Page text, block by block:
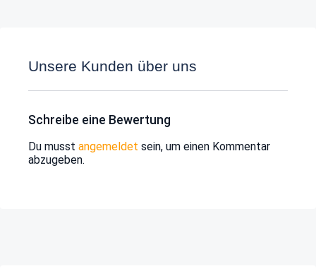
Unsere Kunden über uns
Schreibe eine Bewertung
Du musst angemeldet sein, um einen Kommentar
abzugeben.